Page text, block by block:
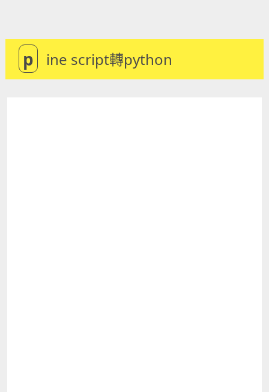
p ine script轉python